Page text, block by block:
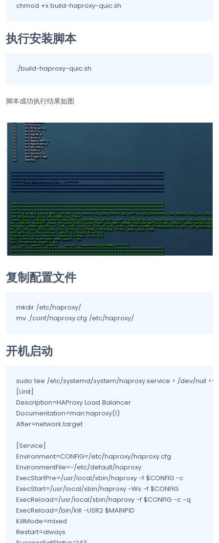
chmod +x build-haproxy-quic.sh
执行安装脚本
./build-haproxy-quic.sh
脚本成功执行结果如图
复制配置文件
mkdir /etc/haproxy/
mv ./conf/haproxy.cfg /etc/haproxy/
开机启动
sudo tee /etc/systemd/system/haproxy.service > /dev/null <<
[Unit]
Description=HAProxy Load Balancer
Documentation=man:haproxy(1)
After=network.target
[Service]
Environment=CONFIG=/etc/haproxy/haproxy.cfg
EnvironmentFile=-/etc/default/haproxy
ExecStartPre=/usr/local/sbin/haproxy -f $CONFIG -c
ExecStart=/usr/local/sbin/haproxy -Ws -f $CONFIG
ExecReload=/usr/local/sbin/haproxy -f $CONFIG -c -q
ExecReload=/bin/kill -USR2 $MAINPID
KillMode=mixed
Restart=always